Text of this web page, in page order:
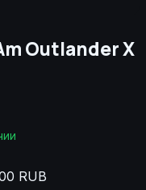
Outlander X
RUB